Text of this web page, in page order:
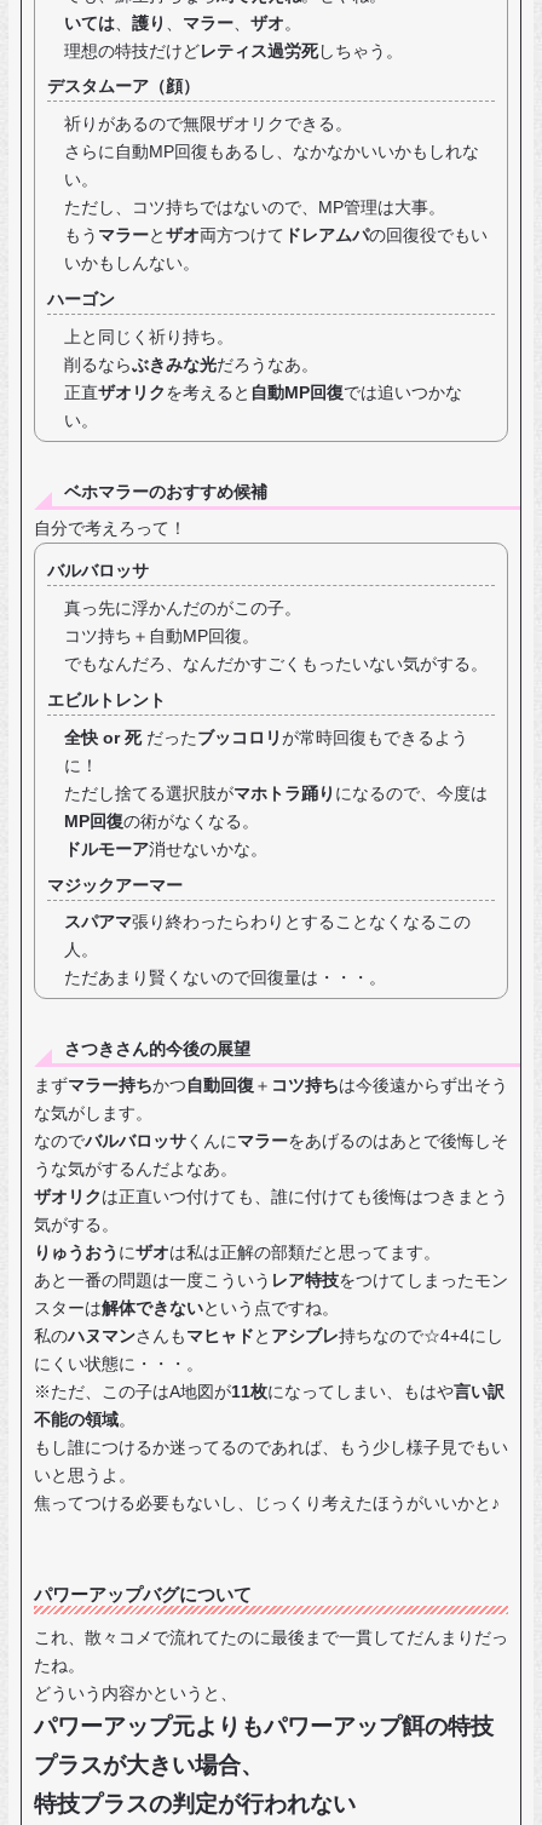
いては、 護り マラー、 ザオ 。
理想の特技だけどレティス過労死しちゃう。
デスタムーア（顔）
祈りがあるので無限ザオリクできる。
さらに自動MP回復もあるし、なかなかいいかもしれな
い。
ただし、コツ持ちではないので、MP管理は大事。
もう マラーと ザオ両方つけて ドレアムパの回復役でもい
いかもしんない。
ハーゴン
上と同じく祈り持ち。
削るならぶきみな光だろうなあ。
正直ザオリク を考えると 自動MP回復では追いつかな
い。
ベホマラーのおすすめ候補
自分で考えろって！
バルバロッサ
真っ先に浮かんだのがこの子。
コツ持ち＋自動MP回復。
でもなんだろ、なんだかすごくもったいない気がする。
エビルトレント
全快 or 死だった ブッコロリ が常時回復もできるよう
に！
ただし捨てる選択肢がマホトラ踊り になるので、今度は
MP回復の術がなくなる。
ドルモーア消せないかな。
マジックアーマー
スパアマ張り終わったらわりとすることなくなるこの
人。
ただあまり賢くないので回復量は・・・。
さつきさん的今後の展望
まずマラー持ちかつ 自動回復 ＋ コツ持ちは今後遠からず出そう
な気がします。
なのでバルバロッサ くんにマラーをあげるのはあとで後悔しそ
うな気がするんだよなあ。
ザオリク は正直いつ付けても、誰に付けても後悔はつきまとう
気がする。
りゅうおう にザオは私は正解の部類だと思ってます。
あと一番の問題は一度こういう レア特技をつけてしまったモン
スターは解体できないという点ですね。
私のハヌマンさんも マヒャド と アシブレ持ちなので☆4+4にし
にくい状態に・・・。
※ただ、この子はA地図が11枚になってしまい、もはや言い訳
不能の領域。
もし誰につけるか迷ってるのであれば、もう少し様子見でもい
いと思うよ。
焦ってつける必要もないし、じっくり考えたほうがいいかと♪
パワーアップバグについて
これ、散々コメで流れてたのに最後まで一貫してだんまりだっ
たね。
どういう内容かというと、
パワーアップ元よりもパワーアップ餌の特技
プラスが大きい場合、
特技プラスの判定が行われない